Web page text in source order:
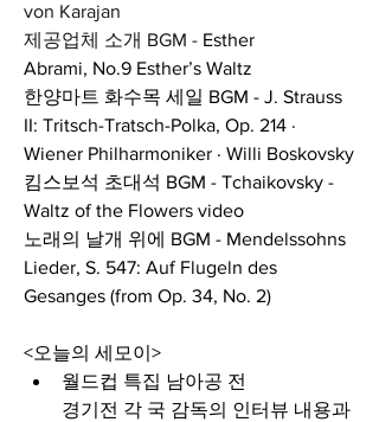
von Karajan
제공업체 소개 BGM - Esther
Abrami, No.9 Esther’s Waltz
한양마트 화수목 세일 BGM - J. Strauss
II: Tritsch-Tratsch-Polka, Op. 214 ·
Wiener Philharmoniker · Willi Boskovsky
킴스보석 초대석 BGM - Tchaikovsky -
Waltz of the Flowers video
노래의 날개 위에 BGM - Mendelssohns
Lieder, S. 547: Auf Flugeln des
Gesanges (from Op. 34, No. 2)
<오늘의 세모이>
월드컵 특집 남아공 전
경기전 각 국 감독의 인터뷰 내용과